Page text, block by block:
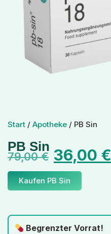
Start / Apotheke / PB Sin
PB Sin
79,00€ 36,00 €
Kaufen PB Sin
Begrenzter Vorrat!